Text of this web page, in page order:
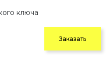
ключа
Заказать